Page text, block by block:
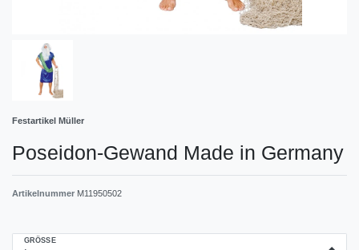
Festartikel Müller
Poseidon-Gewand Made in Germany
Artikelnummer M11950502
GRÖSSE